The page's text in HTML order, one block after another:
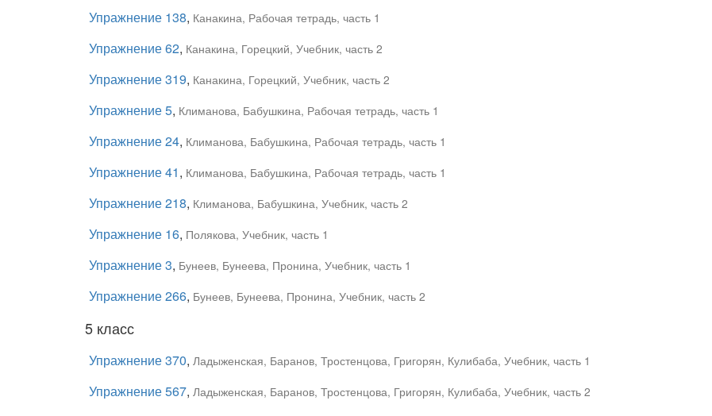
Упражнение 138, Канакина, Рабочая тетрадь, часть 1
Упражнение 62, Канакина, Горецкий, Учебник, часть 2
Упражнение 319, Канакина, Горецкий, Учебник, часть 2
Упражнение 5, Климанова, Бабушкина, Рабочая тетрадь, часть 1
Упражнение 24, Климанова, Бабушкина, Рабочая тетрадь, часть 1
Упражнение 41, Климанова, Бабушкина, Рабочая тетрадь, часть 1
Упражнение 218, Климанова, Бабушкина, Учебник, часть 2
Упражнение 16, Полякова, Учебник, часть 1
Упражнение 3, Бунеев, Бунеева, Пронина, Учебник, часть 1
Упражнение 266, Бунеев, Бунеева, Пронина, Учебник, часть 2
5 класс
Упражнение 370, Ладыженская, Баранов, Тростенцова, Григорян, Кулибаба, Учебник, часть 1
Упражнение 567, Ладыженская, Баранов, Тростенцова, Григорян, Кулибаба, Учебник, часть 2